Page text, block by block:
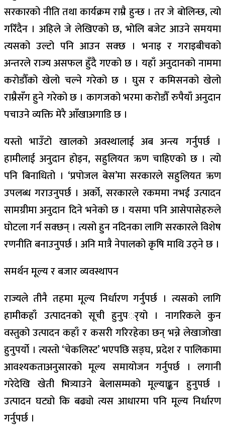
सरकारको नीति तथा कार्यक्रम राम्रै हुन्छ । तर जे बोलिन्छ, त्यो
गरिँदैन । अहिले जे लेखिएको छ, भोलि बजेट आउने समयमा
त्यसको उल्टो पनि आउन सक्छ । भनाइ र गराइबीचको
अन्तरले राज्य असफल हुँदै गएको छ । यहाँ अनुदानको नाममा
करोडौँको खेलो चल्ने गरेको छ । घुस र कमिसनको खेलो
राम्रैसँग हुने गरेको छ । कागजको भरमा करोडौँ रुपैयाँ अनुदान
पचाउने व्यक्ति मेरै आँखाअगाडि छ ।
यस्तो भाउँटो खालको अवस्थालाई अब अन्त्य गर्नुपर्छ ।
हामीलाई अनुदान होइन, सहुलियत ऋण चाहिएको छ । त्यो
पनि बिनाधितो । ‘प्रपोजल बेस’मा सरकारले सहुलियत ऋण
उपलब्ध गराउनुपर्छ । अर्को, सरकारले रकममा नभई उत्पादन
सामग्रीमा अनुदान दिने भनेको छ । यसमा पनि आसेपासेहरुले
घोटला गर्न सक्छन् । त्यसो हुन नदिनका लागि सरकारले विशेष
रणनीति बनाउनुपर्छ । अनि मात्रै नेपालको कृषि माथि उठ्ने छ ।
समर्थन मूल्य र बजार व्यवस्थापन
राज्यले तीनै तहमा मूल्य निर्धारण गर्नुपर्छ । त्यसको लागि
हामीकहाँ उत्पादनको सूची हुनुपर््यो । नागरिकले कुन
वस्तुको उत्पादन कहाँ र कसरी गरिरहेका छन् भन्ने लेखाजोखा
हुनुपर्यो । त्यस्तो ‘चेकलिस्ट’ भएपछि सङ्घ, प्रदेश र पालिकामा
आवश्यकताअनुसारको मूल्य समायोजन गर्नुपर्छ । लगानी
गरेदेखि खेती भित्र्याउने बेलासम्मको मूल्याङ्कन हुनुपर्छ ।
उत्पादन घट्यो कि बढ्यो त्यस आधारमा पनि मूल्य निर्धारण
गर्नुपर्छ ।